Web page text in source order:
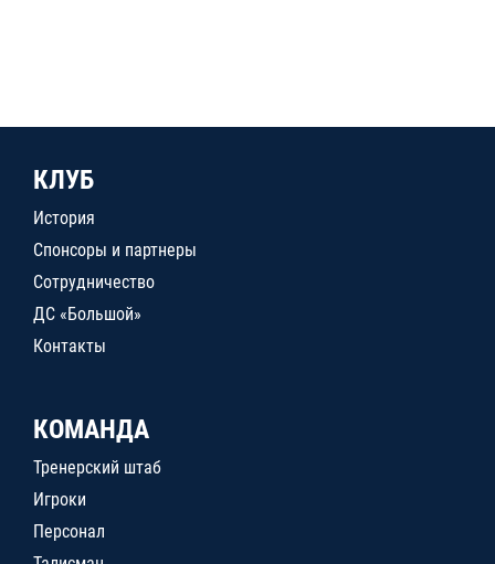
КЛУБ
История
Спонсоры и партнеры
Сотрудничество
ДС «Большой»
Контакты
КОМАНДА
Тренерский штаб
Игроки
Персонал